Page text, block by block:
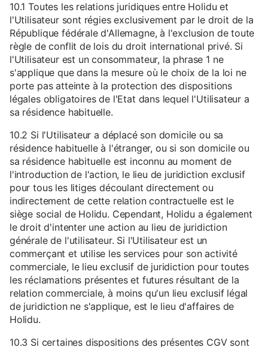
10.1 Toutes les relations juridiques entre Holidu et
l'Utilisateur sont régies exclusivement par le droit de la
République fédérale d'Allemagne, à l'exclusion de toute
règle de conflit de lois du droit international privé. Si
l'Utilisateur est un consommateur, la phrase 1 ne
s'applique que dans la mesure où le choix de la loi ne
porte pas atteinte à la protection des dispositions
légales obligatoires de l'Etat dans lequel l'Utilisateur a
sa résidence habituelle.
10.2 Si l'Utilisateur a déplacé son domicile ou sa
résidence habituelle à l'étranger, ou si son domicile ou
sa résidence habituelle est inconnu au moment de
l'introduction de l'action, le lieu de juridiction exclusif
pour tous les litiges découlant directement ou
indirectement de cette relation contractuelle est le
siège social de Holidu. Cependant, Holidu a également
le droit d'intenter une action au lieu de juridiction
générale de l'utilisateur. Si l'Utilisateur est un
commerçant et utilise les services pour son activité
commerciale, le lieu exclusif de juridiction pour toutes
les réclamations présentes et futures résultant de la
relation commerciale, à moins qu'un lieu exclusif légal
de juridiction ne s'applique, est le lieu d'affaires de
Holidu.
10.3 Si certaines dispositions des présentes CGV sont